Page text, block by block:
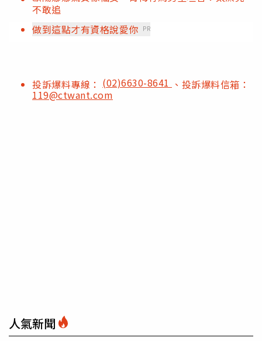
不敢追
做到這點才有資格說愛你 PR
投訴爆料專線： (02)6630-8641 、投訴爆料信箱：
119@ctwant.com
人氣新聞